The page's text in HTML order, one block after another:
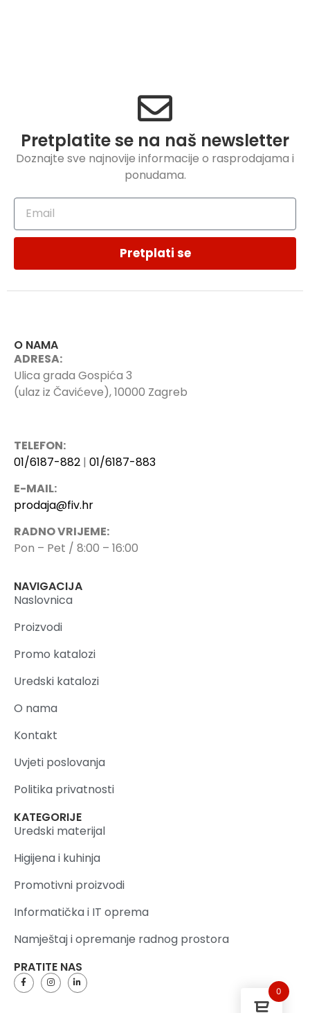
Pretplatite se na naš newsletter
Doznajte sve najnovije informacije o rasprodajama i
ponudama.
Pretplati se
O NAMA
ADRESA:
Ulica grada Gospića 3
(ulaz iz Čavićeve), 10000 Zagreb
TELEFON:
01/6187-882 | 01/6187-883
E-MAIL:
prodaja@fiv.hr
RADNO VRIJEME:
Pon – Pet / 8:00 – 16:00
NAVIGACIJA
Naslovnica
Proizvodi
Promo katalozi
Uredski katalozi
O nama
Kontakt
Uvjeti poslovanja
Politika privatnosti
KATEGORIJE
Uredski materijal
Higijena i kuhinja
Promotivni proizvodi
Informatička i IT oprema
Namještaj i opremanje radnog prostora
PRATITE NAS
0